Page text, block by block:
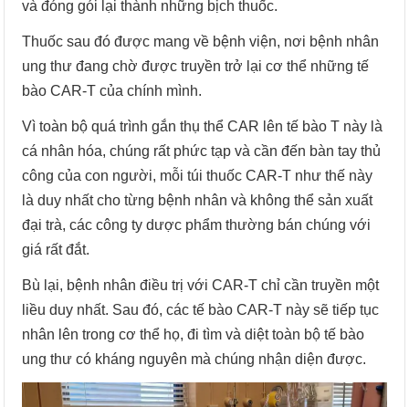
và đóng gói lại thành những bịch thuốc.
Thuốc sau đó được mang về bệnh viện, nơi bệnh nhân
ung thư đang chờ được truyền trở lại cơ thể những tế
bào CAR-T của chính mình.
Vì toàn bộ quá trình gắn thụ thể CAR lên tế bào T này là
cá nhân hóa, chúng rất phức tạp và cần đến bàn tay thủ
công của con người, mỗi túi thuốc CAR-T như thế này
là duy nhất cho từng bệnh nhân và không thể sản xuất
đại trà, các công ty dược phẩm thường bán chúng với
giá rất đắt.
Bù lại, bệnh nhân điều trị với CAR-T chỉ cần truyền một
liều duy nhất. Sau đó, các tế bào CAR-T này sẽ tiếp tục
nhân lên trong cơ thể họ, đi tìm và diệt toàn bộ tế bào
ung thư có kháng nguyên mà chúng nhận diện được.